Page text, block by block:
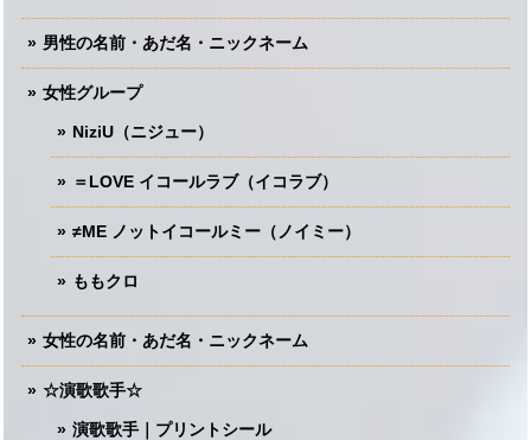
男性の名前・あだ名・ニックネーム
女性グループ
NiziU（ニジュー）
＝LOVE イコールラブ（イコラブ）
≠ME ノットイコールミー（ノイミー）
ももクロ
女性の名前・あだ名・ニックネーム
☆演歌歌手☆
演歌歌手｜プリントシール